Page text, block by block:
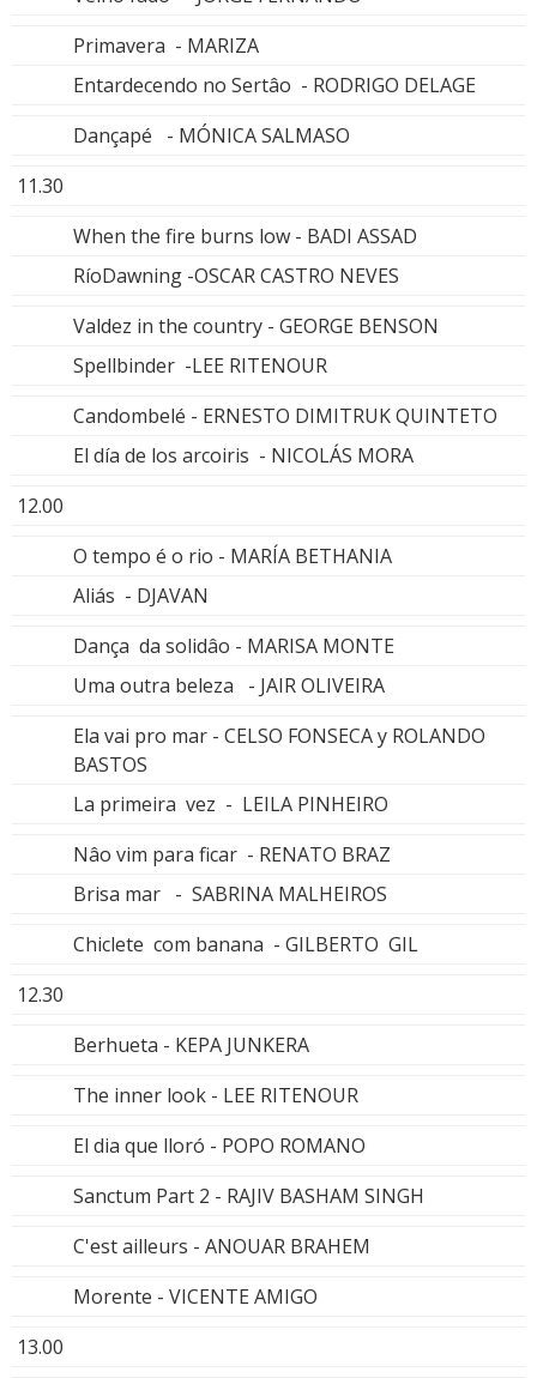
Primavera - MARIZA
Entardecendo no Sertâo - RODRIGO DELAGE
Dançapé - MÓNICA SALMASO
11.30
When the fire burns low - BADI ASSAD
RíoDawning -OSCAR CASTRO NEVES
Valdez in the country - GEORGE BENSON
Spellbinder -LEE RITENOUR
Candombelé - ERNESTO DIMITRUK QUINTETO
El día de los arcoiris - NICOLÁS MORA
12.00
O tempo é o rio - MARÍA BETHANIA
Aliás - DJAVAN
Dança da solidâo - MARISA MONTE
Uma outra beleza - JAIR OLIVEIRA
Ela vai pro mar - CELSO FONSECA y ROLANDO
BASTOS
La primeira vez - LEILA PINHEIRO
Nâo vim para ficar - RENATO BRAZ
Brisa mar - SABRINA MALHEIROS
Chiclete com banana - GILBERTO GIL
12.30
Berhueta - KEPA JUNKERA
The inner look - LEE RITENOUR
El dia que lloró - POPO ROMANO
Sanctum Part 2 - RAJIV BASHAM SINGH
C'est ailleurs - ANOUAR BRAHEM
Morente - VICENTE AMIGO
13.00